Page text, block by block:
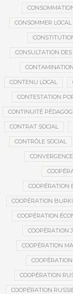
CONSOMMER LOCAL
CONSULTATION
CONTENU LOCAL
CONTESTATION
CONTINUITÉ
CONTRAT SOCIAL
CONTRÔLE SOCIAL
COOPÉRATION
COOPÉRATION
COOPÉRATION
COOPÉRATION
COOPÉRATION
COOPÉRATION
COOPÉRATION